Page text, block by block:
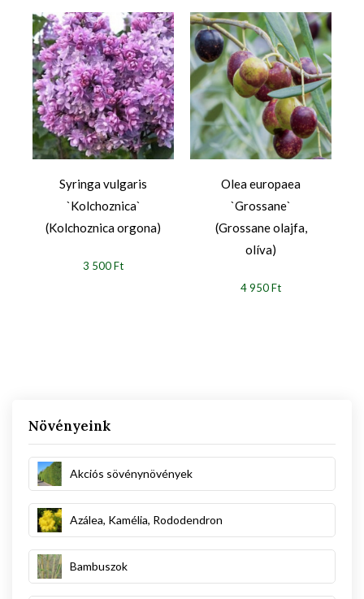
Növényeink
Akciós sövénynövények
Azálea, Kamélia, Rododendron
Bambuszok
Syringa vulgaris
`Kolchoznica`
(Kolchoznica orgona)
3 500 Ft
Olea europaea
`Grossane`
(Grossane olajfa,
olíva)
4 950 Ft